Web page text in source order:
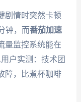
剧情时突然卡顿
钟，而番茄加速
量监控系统能在
户实测：技术团
障，比煮杯咖啡